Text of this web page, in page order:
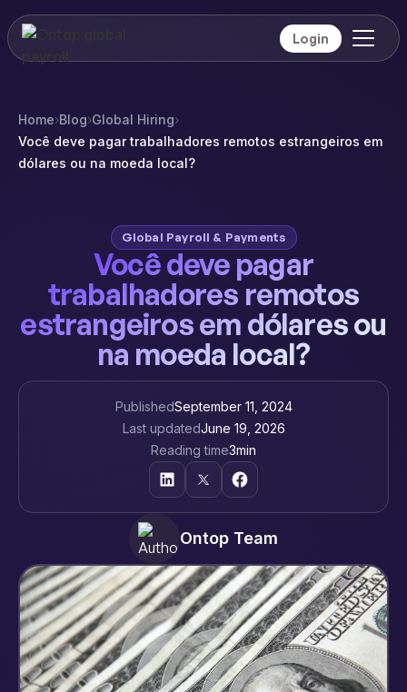
Login
Home›Blog›Global Hiring›
Você deve pagar trabalhadores remotos estrangeiros em
dólares ou na moeda local?
Global Payroll & Payments
Você deve pagar
trabalhadores remotos
estrangeiros em dólares ou
na moeda local?
PublishedSeptember 11, 2024
Last updatedJune 19, 2026
Reading time3min
Ontop Team